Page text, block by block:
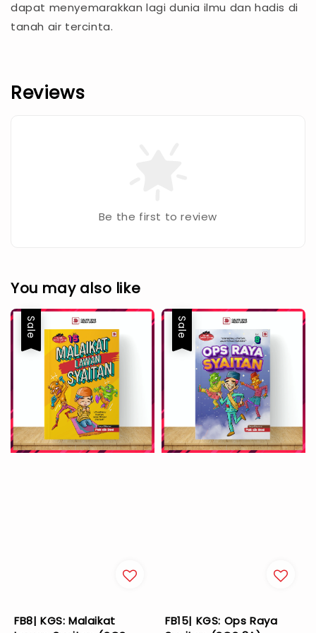
dapat menyemarakkan lagi dunia ilmu dan hadis di
tanah air tercinta.
Reviews
Be the first to review
You may also like
Sale
FB8| KGS: Malaikat
Sale
FB15| KGS: Ops Raya